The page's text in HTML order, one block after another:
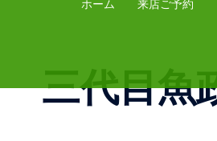
ホーム 来店ご予約
三代目魚